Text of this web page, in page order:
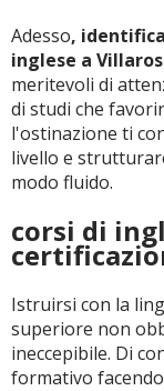
Adesso,
inglese a
meritevoli di
di studi che
l'ostinazione ti
livello e
modo fluido.
corsi di
Istruirsi con la
superiore non
ineccepibile. Di
formativo